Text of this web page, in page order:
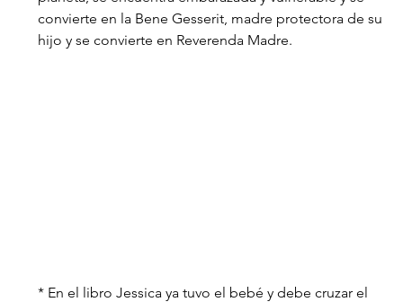
convierte en la Bene Gesserit, madre protectora de su
hijo y se convierte en Reverenda Madre.
* En el libro Jessica ya tuvo el bebé y debe cruzar el